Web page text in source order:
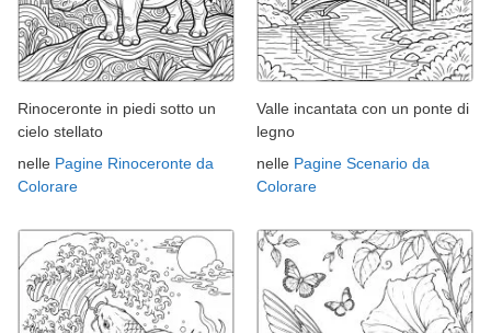
Rinoceronte in piedi sotto un
cielo stellato
nelle Pagine Rinoceronte da
Colorare
Valle incantata con un ponte di
legno
nelle Pagine Scenario da
Colorare